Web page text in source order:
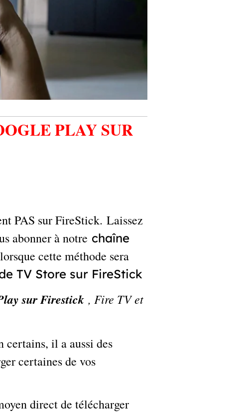
PLAY SUR
PAS sur FireStick. Laissez
abonner à notre chaîne
cette méthode sera
TV Store sur FireStick
sur Firestick, Fire TV et
il a aussi des
certaines de vos
direct de télécharger